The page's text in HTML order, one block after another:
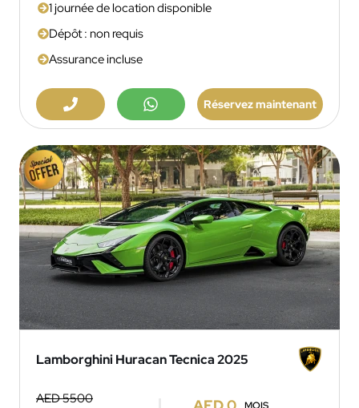
1 journée de location disponible
Dépôt : non requis
Assurance incluse
Réservez maintenant
Lamborghini Huracan Tecnica 2025
AED 5500 MOIS